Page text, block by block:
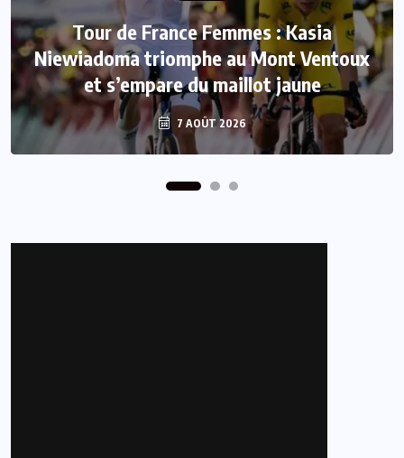
Tour de France Femmes : Kasia
Niewiadoma triomphe au Mont Ventoux
et s’empare du maillot jaune
7 AOÛT 2026
INTER
Mercato : Le FC Barcelone s’offre Rodri
pour 50 millions d’euros
7 AOÛT 2026